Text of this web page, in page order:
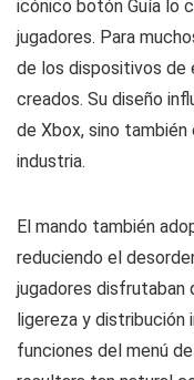
icónico botón Guía lo
jugadores. Para
de los dispositivos de
creados. Su diseño
de Xbox, sino
industria.
El mando también
reduciendo el
jugadores disfrutaban
ligereza y distribución
funciones del menú